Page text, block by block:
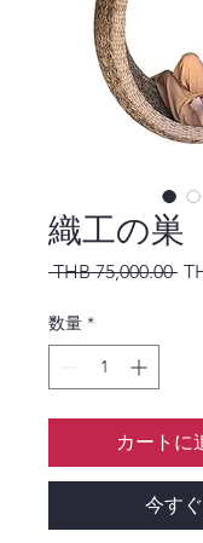
織工の巣
THB 75,000.00 通
数量 *
カートに
今す